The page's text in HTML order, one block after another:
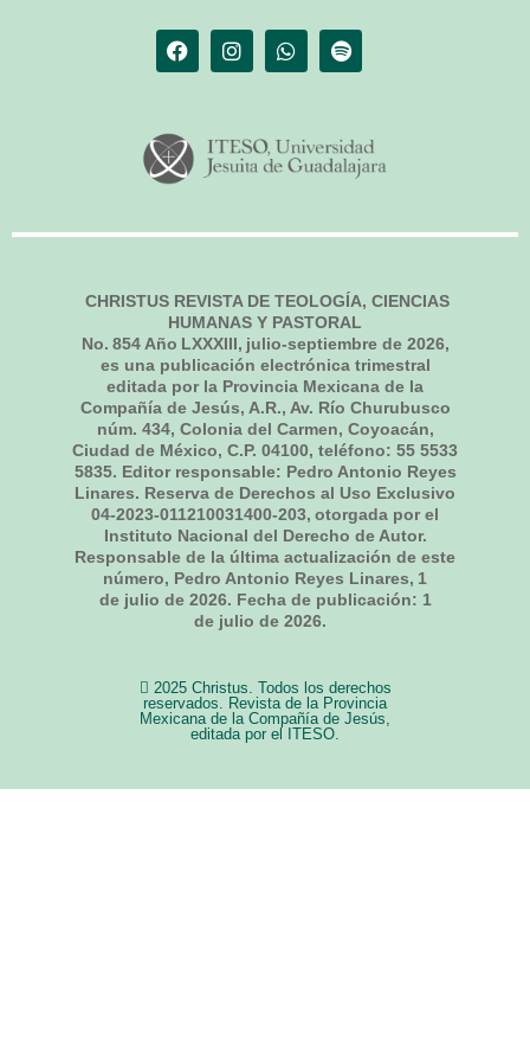
CHRISTUS REVISTA DE TEOLOGÍA, CIENCIAS
HUMANAS Y PASTORAL
No. 854Año LXXXIII, julio-septiembre de 2026,
es una publicación electrónica trimestral
editada por la Provincia Mexicana de la
Compañía de Jesús, A.R., Av. Río Churubusco
núm. 434, Colonia del Carmen, Coyoacán,
Ciudad de México, C.P. 04100, teléfono: 55 5533
5835. Editor responsable: Pedro Antonio Reyes
Linares. Reserva de Derechos al Uso Exclusivo
04-2023-011210031400-203, otorgada por el
Instituto Nacional del Derecho de Autor.
Responsable de la última actualización de este
número, Pedro Antonio Reyes Linares, 1
de julio de 2026. Fecha de publicación: 1
de julio de 2026.
2025 Christus. Todos los derechos
reservados. Revista de la Provincia
Mexicana de la Compañía de Jesús,
editada por el ITESO.